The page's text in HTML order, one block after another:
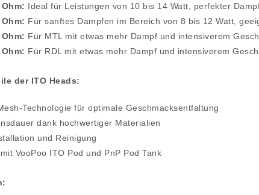
Ideal für Leistungen von 10 bis 14 Watt, perfekter
Für sanftes Dampfen im Bereich von 8 bis 12 Watt,
Für MTL mit etwas mehr Dampf und intensiverem
Für RDL mit etwas mehr Dampf und intensiverem
der ITO Heads:
Technologie für optimale Geschmacksentfaltung
dank hochwertiger Materialien
und Reinigung
VooPoo ITO Pod und PnP Pod Tank